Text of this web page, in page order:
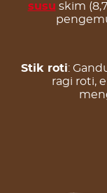
susu skim
Stik roti:
ragi roti,